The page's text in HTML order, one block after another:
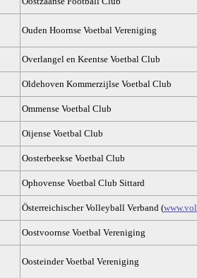
Ouden Hoornse Voetbal Vereniging
Overlangel en Keentse Voetbal Club
Oldehoven Kommerzijlse Voetbal Club
Ommense Voetbal Club
Oijense Voetbal Club
Oosterbeekse Voetbal Club
Ophovense Voetbal Club Sittard
Österreichischer Volleyball Verband (
Oostvoornse Voetbal Vereniging
Oosteinder Voetbal Vereniging